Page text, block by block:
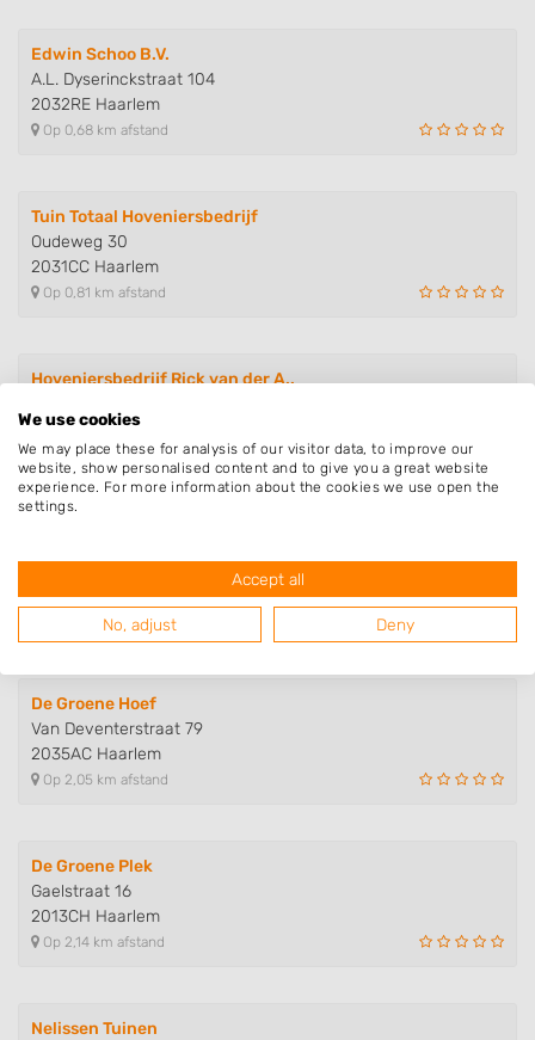
Edwin Schoo B.V.
A.L. Dyserinckstraat 104
2032RE Haarlem
Op 0,68 km afstand
Tuin Totaal Hoveniersbedrijf
Oudeweg 30
2031CC Haarlem
Op 0,81 km afstand
Hoveniersbedrijf Rick van der A..
2021JW Haarlem
Op 1,89 km afstand
Zonnehoek 110
Op 2,02 km afstand
De Groene Hoef
Van Deventerstraat 79
2035AC Haarlem
Op 2,05 km afstand
De Groene Plek
Gaelstraat 16
2013CH Haarlem
Op 2,14 km afstand
Nelissen Tuinen
We use cookies
We may place these for analysis of our visitor data, to improve our
website, show personalised content and to give you a great website
experience. For more information about the cookies we use open the
settings.
Accept all
No, adjust Deny